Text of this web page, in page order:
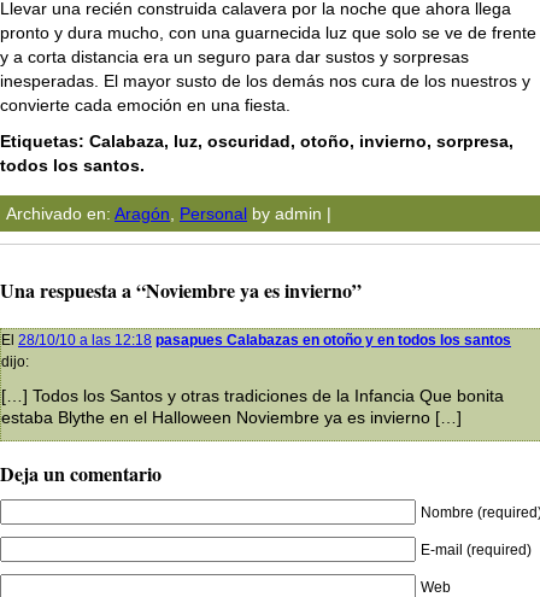
Llevar una recién construida calavera por la noche que ahora llega
pronto y dura mucho, con una guarnecida luz que solo se ve de frente
y a corta distancia era un seguro para dar sustos y sorpresas
inesperadas. El mayor susto de los demás nos cura de los nuestros y
convierte cada emoción en una fiesta.
Etiquetas: Calabaza, luz, oscuridad, otoño, invierno, sorpresa,
todos los santos.
Archivado en: Aragón Personal by admin |
Una respuesta a “Noviembre ya es invierno”
El 28/10/10 a las 12:18 pasapues Calabazas en otoño y en todos los santos
dijo:
[…] Todos los Santos y otras tradiciones de la Infancia Que bonita
estaba Blythe en el Halloween Noviembre ya es invierno […]
Deja un comentario
Nombre
E-mail (required)
Web